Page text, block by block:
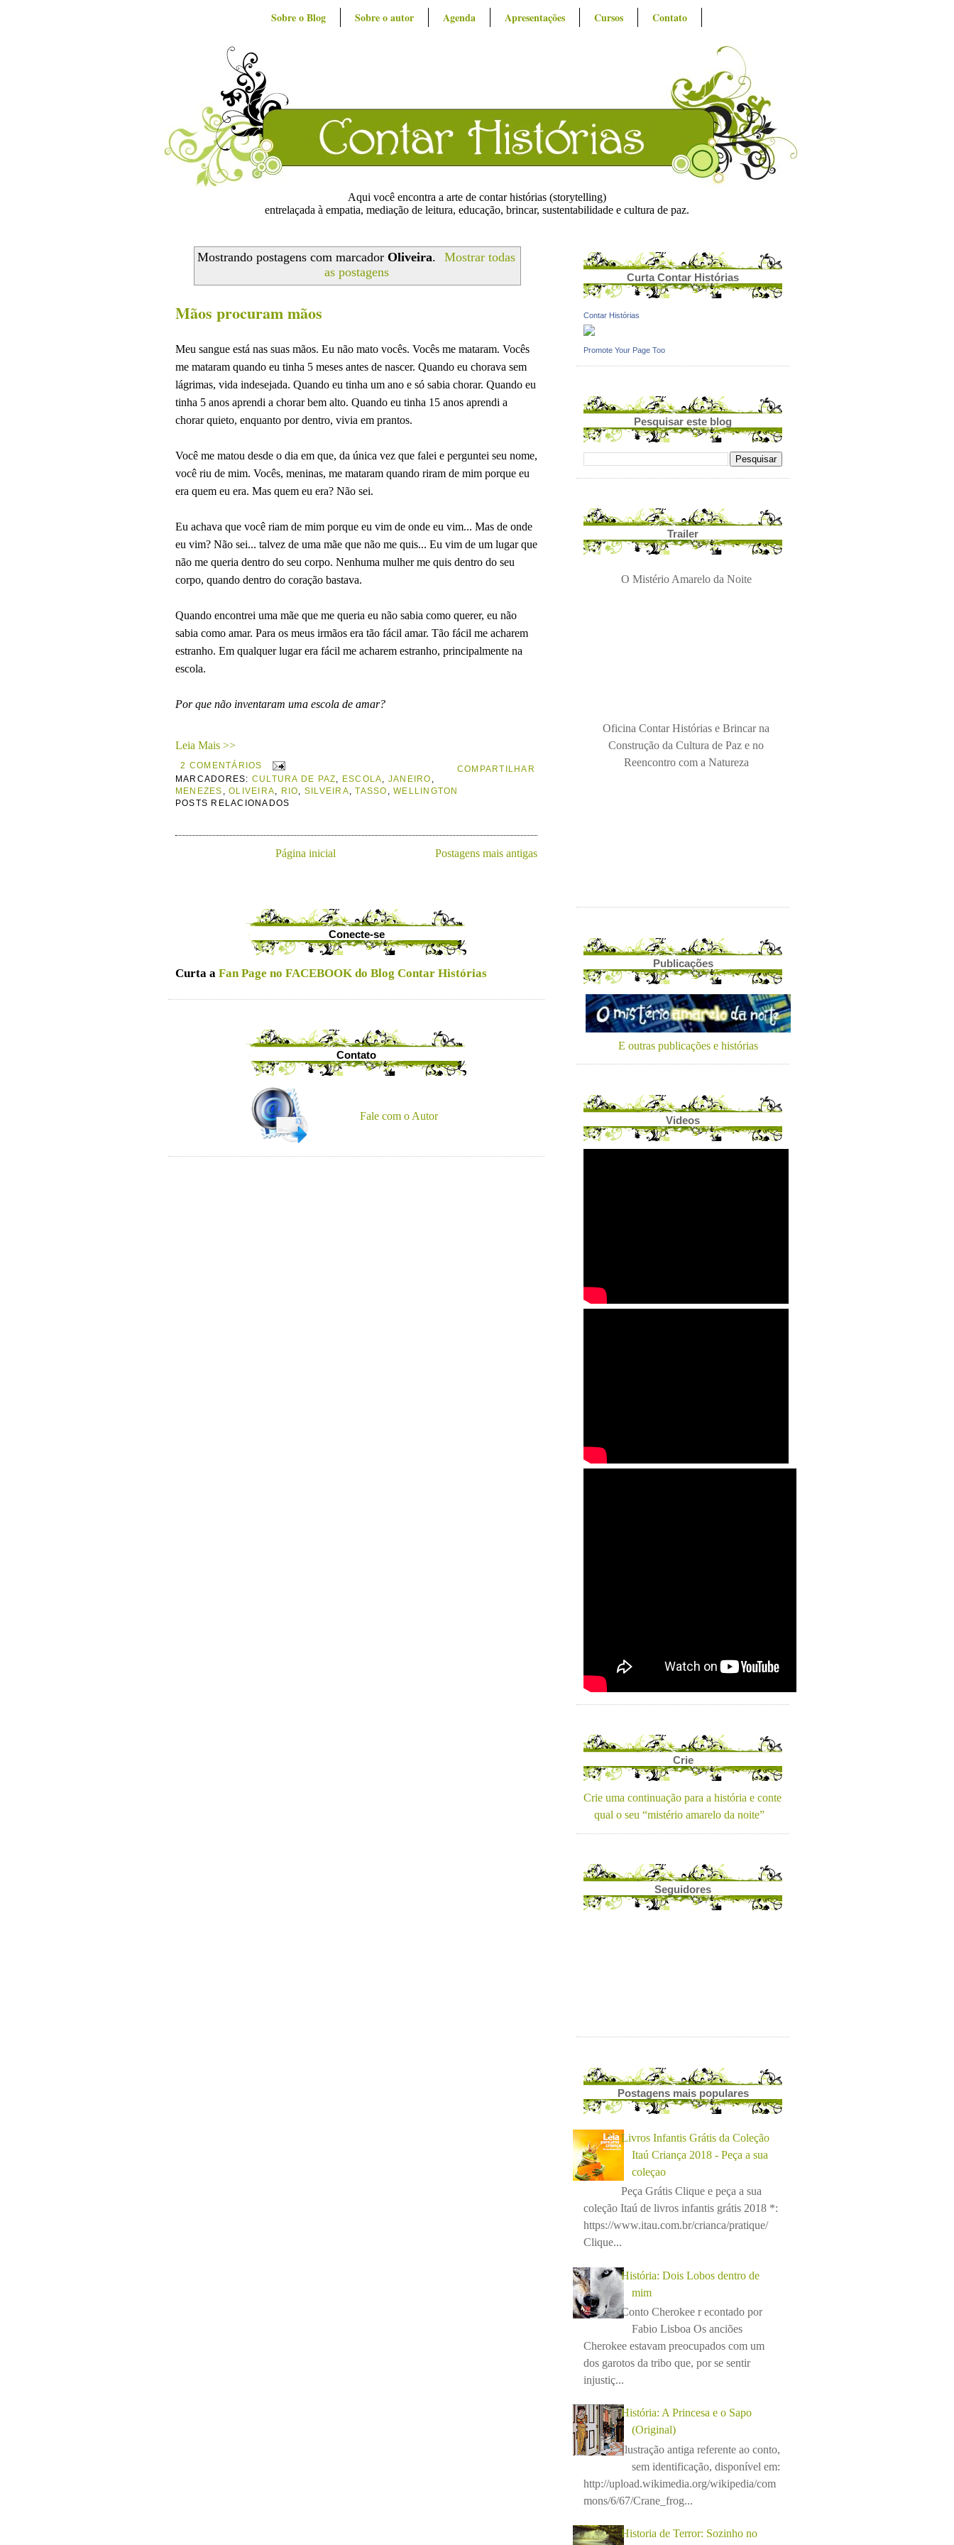
Sobre o Blog Sobre o autor Agenda Apresentações Cursos Contato
Aqui você encontra a arte de contar histórias (storytelling)
entrelaçada à empatia, mediação de leitura, educação, brincar, sustentabilidade e cultura de paz.
Mostrando postagens com marcador Oliveira.
Mostrar todas
as postagens
Mãos procuram mãos
Meu sangue está nas suas mãos. Eu não mato vocês. Vocês me mataram. Vocês
me mataram quando eu tinha 5 meses antes de nascer. Quando eu chorava sem
lágrimas, vida indesejada. Quando eu tinha um ano e só sabia chorar. Quando eu
tinha 5 anos aprendi a chorar bem alto. Quando eu tinha 15 anos aprendi a
chorar quieto, enquanto por dentro, vivia em prantos.
Você me matou desde o dia em que, da única vez que falei e perguntei seu nome,
você riu de mim. Vocês, meninas, me mataram quando riram de mim porque eu
era quem eu era. Mas quem eu era? Não sei.
Eu achava que você riam de mim porque eu vim de onde eu vim... Mas de onde
eu vim? Não sei... talvez de uma mãe que não me quis... Eu vim de um lugar que
não me queria dentro do seu corpo. Nenhuma mulher me quis dentro do seu
corpo, quando dentro do coração bastava.
Quando encontrei uma mãe que me queria eu não sabia como querer, eu não
sabia como amar. Para os meus irmãos era tão fácil amar. Tão fácil me acharem
estranho. Em qualquer lugar era fácil me acharem estranho, principalmente na
escola.
Por que não inventaram uma escola de amar?
Leia Mais >>
COMPARTILHAR
2 COMENTÁRIOS
MARCADORES: CULTURA DE PAZ, ESCOLA, JANEIRO ,
MENEZES ,OLIVEIRA, RIO, SILVEIRA,TASSO ,WELLINGTON
POSTS RELACIONADOS
Postagens mais antigas
Página inicial
Conecte-se
Curta a Fan Page no FACEBOOK do Blog Contar Histórias
Contato
Fale com o Autor
Curta Contar Histórias
Contar Histórias
Promote Your Page Too
Pesquisar este blog
Trailer
O Mistério Amarelo da Noite
Oficina Contar Histórias e Brincar na
Construção da Cultura de Paz e no
Reencontro com a Natureza
Publicações
E outras publicações e histórias
Videos
Crie
Crie uma continuação para a história e conte
qual o seu “mistério amarelo da noite”
Seguidores
Postagens mais populares
Livros Infantis Grátis da Coleção
Itaú Criança 2018 - Peça a sua
coleçao
Peça Grátis Clique e peça a sua
coleção Itaú de livros infantis grátis 2018 *:
https://www.itau.com.br/crianca/pratique/
Clique...
História: Dois Lobos dentro de
mim
Conto Cherokee r econtado por
Fabio Lisboa Os anciões
Cherokee estavam preocupados com um
dos garotos da tribo que, por se sentir
injustiç...
História: A Princesa e o Sapo
(Original)
Ilustração antiga referente ao conto,
sem identificação, disponível em:
http://upload.wikimedia.org/wikipedia/com
mons/6/67/Crane_frog...
Historia de Terror: Sozinho no